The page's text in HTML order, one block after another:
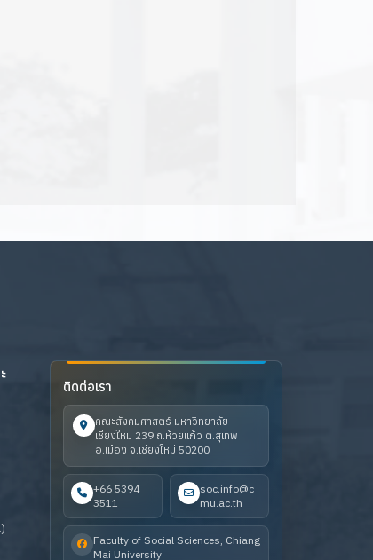
ติดต่อเรา
คณะสังคมศาสตร์ มหาวิทยาลัย
เชียงใหม่ 239 ถ.ห้วยแก้ว ต.สุเทพ
อ.เมือง จ.เชียงใหม่ 50200
+66 5394
3511
soc.info@c
mu.ac.th
Faculty of Social Sciences, Chiang
Mai University